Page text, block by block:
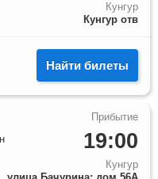
Кунгур
Кунгур отв
Найти билеты
19:00
Кунгур